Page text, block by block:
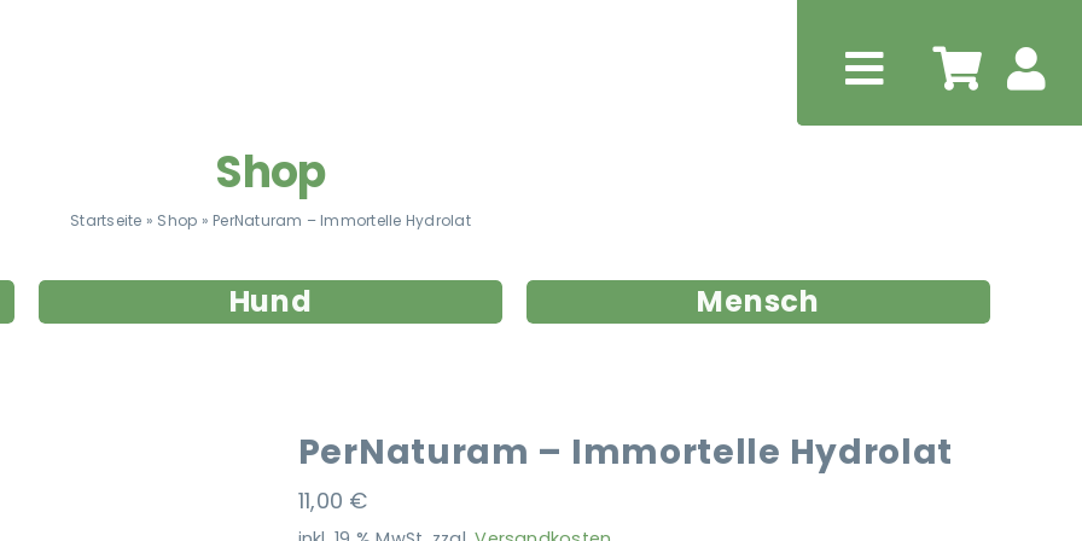
Shop
Startseite » Shop » PerNaturam – Immortelle Hydrolat
Hund Mensch
PerNaturam – Immortelle Hydrolat
11,00 €